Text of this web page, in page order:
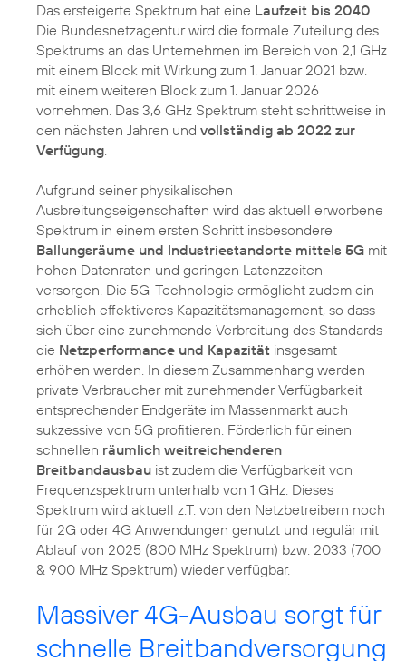
Das ersteigerte Spektrum hat eine Laufzeit bis 2040.
Die Bundesnetzagentur wird die formale Zuteilung des
Spektrums an das Unternehmen im Bereich von 2,1 GHz
mit einem Block mit Wirkung zum 1. Januar 2021 bzw.
mit einem weiteren Block zum 1. Januar 2026
vornehmen. Das 3,6 GHz Spektrum steht schrittweise in
den nächsten Jahren und vollständig ab 2022 zur
Verfügung.
Aufgrund seiner physikalischen
Ausbreitungseigenschaften wird das aktuell erworbene
Spektrum in einem ersten Schritt insbesondere
Ballungsräume und Industriestandorte mittels 5G mit
hohen Datenraten und geringen Latenzzeiten
versorgen. Die 5G-Technologie ermöglicht zudem ein
erheblich effektiveres Kapazitätsmanagement, so dass
sich über eine zunehmende Verbreitung des Standards
die Netzperformance und Kapazität insgesamt
erhöhen werden. In diesem Zusammenhang werden
private Verbraucher mit zunehmender Verfügbarkeit
entsprechender Endgeräte im Massenmarkt auch
sukzessive von 5G profitieren. Förderlich für einen
schnellen räumlich weitreichenderen
Breitbandausbau ist zudem die Verfügbarkeit von
Frequenzspektrum unterhalb von 1 GHz. Dieses
Spektrum wird aktuell z.T. von den Netzbetreibern noch
für 2G oder 4G Anwendungen genutzt und regulär mit
Ablauf von 2025 (800 MHz Spektrum) bzw. 2033 (700
& 900 MHz Spektrum) wieder verfügbar.
Massiver 4G-Ausbau sorgt für
schnelle Breitbandversorgung